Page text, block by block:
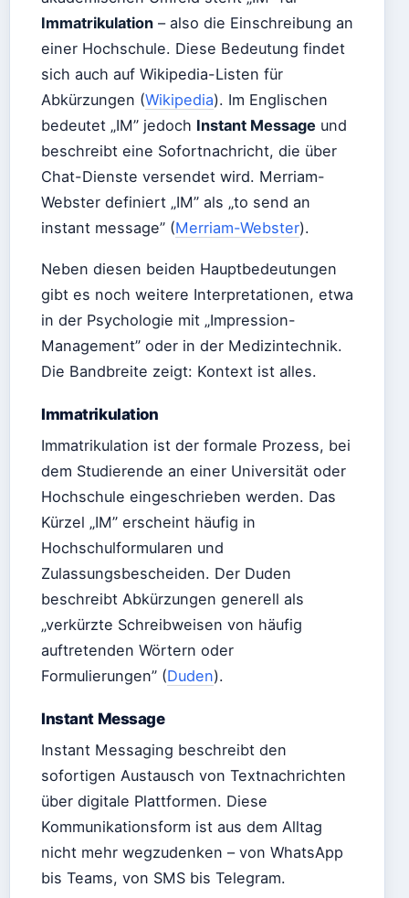
Immatrikulation – also die Einschreibung an
einer Hochschule. Diese Bedeutung findet
sich auch auf Wikipedia-Listen für
Abkürzungen (Wikipedia). Im Englischen
bedeutet „IM” jedoch Instant Message und
beschreibt eine Sofortnachricht, die über
Chat-Dienste versendet wird. Merriam-
Webster definiert „IM” als „to send an
instant message” (Merriam-Webster).
Neben diesen beiden Hauptbedeutungen
gibt es noch weitere Interpretationen, etwa
in der Psychologie mit „Impression-
Management” oder in der Medizintechnik.
Die Bandbreite zeigt: Kontext ist alles.
Immatrikulation
Immatrikulation ist der formale Prozess, bei
dem Studierende an einer Universität oder
Hochschule eingeschrieben werden. Das
Kürzel „IM” erscheint häufig in
Hochschulformularen und
Zulassungsbescheiden. Der Duden
beschreibt Abkürzungen generell als
„verkürzte Schreibweisen von häufig
auftretenden Wörtern oder
Formulierungen” (Duden).
Instant Message
Instant Messaging beschreibt den
sofortigen Austausch von Textnachrichten
über digitale Plattformen. Diese
Kommunikationsform ist aus dem Alltag
nicht mehr wegzudenken – von WhatsApp
bis Teams, von SMS bis Telegram.